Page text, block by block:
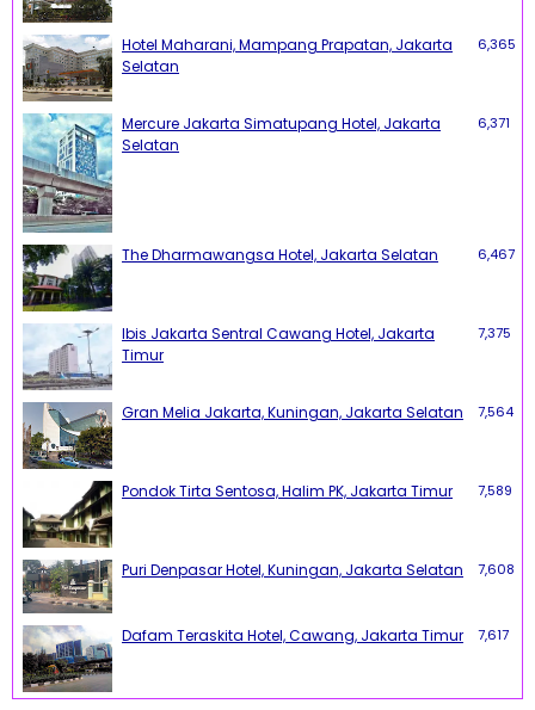
Hotel Maharani, Mampang Prapatan, Jakarta
Selatan
6,365
Mercure Jakarta Simatupang Hotel, Jakarta
Selatan
6,371
The Dharmawangsa Hotel, Jakarta Selatan 6,467
Ibis Jakarta Sentral Cawang Hotel, Jakarta
Timur
7,375
Gran Melia Jakarta, Kuningan, Jakarta Selatan 7,564
Pondok Tirta Sentosa, Halim PK, Jakarta Timur 7,589
Puri Denpasar Hotel, Kuningan, Jakarta Selatan 7,608
Dafam Teraskita Hotel, Cawang, Jakarta Timur 7,617